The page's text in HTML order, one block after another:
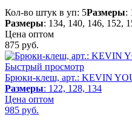
Кол-во штук в уп: 5Размеры:
Размеры: 134, 140, 146, 152,
Цена оптом
875 руб.
Быстрый просмотр
Брюки-клеш, арт.: KEVIN
Размеры: 122, 128, 134
Цена оптом
985 руб.